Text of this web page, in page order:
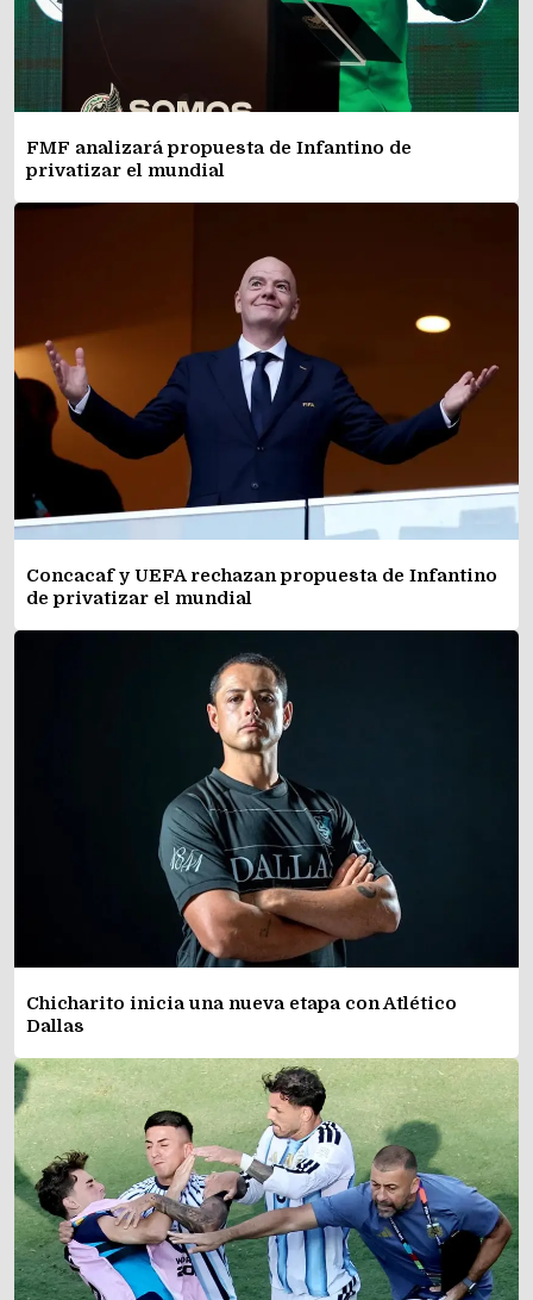
FMF analizará propuesta de Infantino de
privatizar el mundial
Concacaf y UEFA rechazan propuesta de Infantino
de privatizar el mundial
Chicharito inicia una nueva etapa con Atlético
Dallas